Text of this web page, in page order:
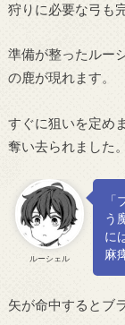
狩りに必要な弓も
準備が整ったルー
の鹿が現れます。
すぐに狙いを定め
奪い去られました。
ルーシェル
う
に
麻
矢が命中するとブ